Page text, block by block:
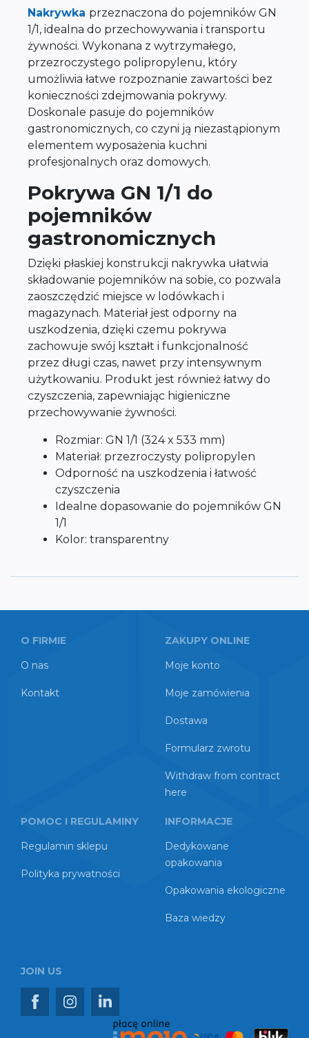
Nakrywka przeznaczona do pojemników GN
1/1, idealna do przechowywania i transportu
żywności. Wykonana z wytrzymałego,
przezroczystego polipropylenu, który
umożliwia łatwe rozpoznanie zawartości bez
konieczności zdejmowania pokrywy.
Doskonale pasuje do pojemników
gastronomicznych, co czyni ją niezastąpionym
elementem wyposażenia kuchni
profesjonalnych oraz domowych.
Pokrywa GN 1/1 do
pojemników
gastronomicznych
Dzięki płaskiej konstrukcji nakrywka ułatwia
składowanie pojemników na sobie, co pozwala
zaoszczędzić miejsce w lodówkach i
magazynach. Materiał jest odporny na
uszkodzenia, dzięki czemu pokrywa
zachowuje swój kształt i funkcjonalność
przez długi czas, nawet przy intensywnym
użytkowaniu. Produkt jest również łatwy do
czyszczenia, zapewniając higieniczne
przechowywanie żywności.
Rozmiar: GN 1/1 (324 x 533 mm)
Materiał: przezroczysty polipropylen
Odporność na uszkodzenia i łatwość
czyszczenia
Idealne dopasowanie do pojemników GN
1/1
Kolor: transparentny
O FIRMIE
O nas
Kontakt
ZAKUPY ONLINE
Moje konto
Moje zamówienia
Dostawa
Formularz zwrotu
Withdraw from contract
here
POMOC I REGULAMINY
Regulamin sklepu
Polityka prywatności
INFORMACJE
Dedykowane
opakowania
Opakowania ekologiczne
Baza wiedzy
JOIN US